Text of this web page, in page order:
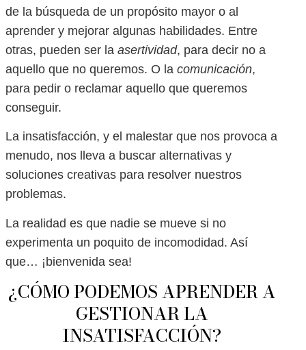
de la búsqueda de un propósito mayor o al
aprender y mejorar algunas habilidades. Entre
otras, pueden ser la asertividad, para decir no a
aquello que no queremos. O la comunicación,
para pedir o reclamar aquello que queremos
conseguir.
La insatisfacción, y el malestar que nos provoca a
menudo, nos lleva a buscar alternativas y
soluciones creativas para resolver nuestros
problemas.
La realidad es que nadie se mueve si no
experimenta un poquito de incomodidad. Así
que… ¡bienvenida sea!
¿CÓMO PODEMOS APRENDER A
GESTIONAR LA
INSATISFACCIÓN?